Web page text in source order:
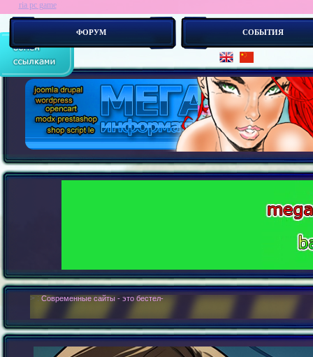
ФОРУМ СОБЫТИЯ
ria pc game
> : Современные сайты - это бестелесные роботы. Новые концепии создания